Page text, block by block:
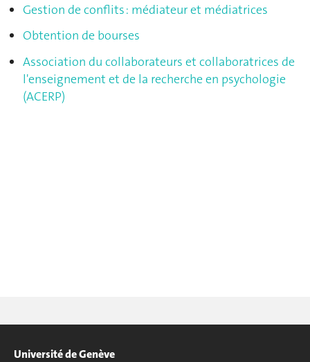
Gestion de conflits : médiateur et médiatrices
Obtention de bourses
Association du collaborateurs et collaboratrices de
l'enseignement et de la recherche en psychologie
(ACERP)
Université de Genève